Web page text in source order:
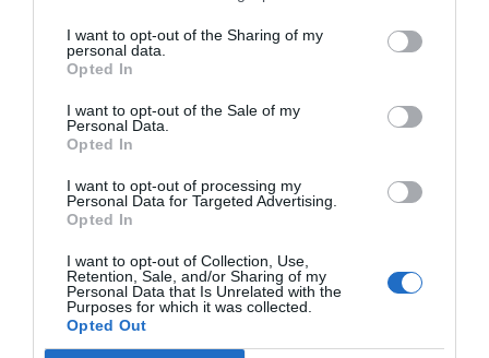
I want to opt-out of the Sharing of my
personal data.
Opted In
I want to opt-out of the Sale of my
Personal Data.
Opted In
I want to opt-out of processing my
Personal Data for Targeted Advertising.
Opted In
I want to opt-out of Collection, Use,
Retention, Sale, and/or Sharing of my
Personal Data that Is Unrelated with the
Purposes for which it was collected.
Opted Out